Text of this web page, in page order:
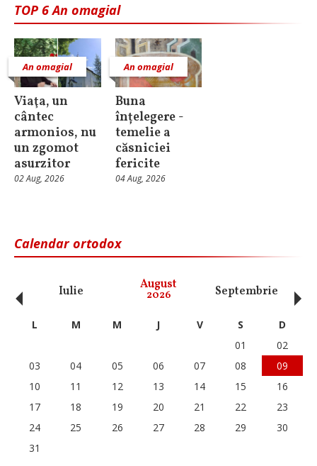
TOP 6 An omagial
An omagial
Viaţa, un
cântec
armonios, nu
un zgomot
asurzitor
02 Aug, 2026
An omagial
Buna
înțelegere -
temelie a
căsniciei
fericite
04 Aug, 2026
Calendar ortodox
Iulie August
2026 Septembrie
‹ L M M J V S
D
01
02
03
04 05 06 07 08
09
10
11 12 13 14 15
16
17
18 19 20 21 22
23
24
25 26 27 28 29
30
31